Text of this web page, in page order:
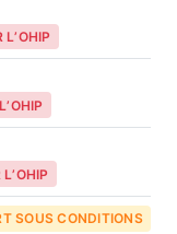
SOUS CONDITIONS